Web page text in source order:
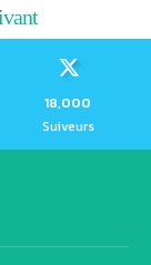
18,000
Suiveurs